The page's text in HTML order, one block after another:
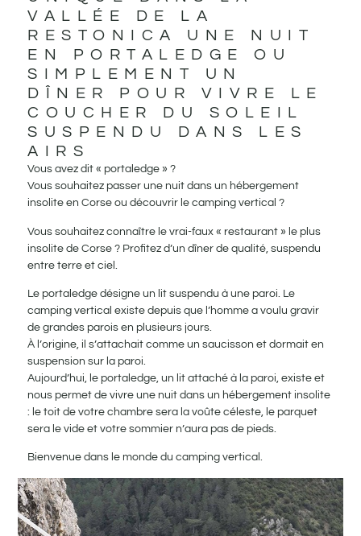
VALLÉE DE LA
RESTONICA UNE NUIT
EN PORTALEDGE OU
SIMPLEMENT UN
DÎNER POUR VIVRE LE
COUCHER DU SOLEIL
SUSPENDU DANS LES
AIRS
Vous avez dit « portaledge » ?
Vous souhaitez passer une nuit dans un hébergement
insolite en Corse ou découvrir le camping vertical ?
Vous souhaitez connaître le vrai-faux « restaurant » le plus
insolite de Corse ? Profitez d’un dîner de qualité, suspendu
entre terre et ciel.
Le portaledge désigne un lit suspendu à une paroi. Le
camping vertical existe depuis que l’homme a voulu gravir
de grandes parois en plusieurs jours.
À l’origine, il s’attachait comme un saucisson et dormait en
suspension sur la paroi.
Aujourd’hui, le portaledge, un lit attaché à la paroi, existe et
nous permet de vivre une nuit dans un hébergement insolite
: le toit de votre chambre sera la voûte céleste, le parquet
sera le vide et votre sommier n’aura pas de pieds.
Bienvenue dans le monde du camping vertical.